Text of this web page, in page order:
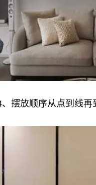
摆放顺序从点到线